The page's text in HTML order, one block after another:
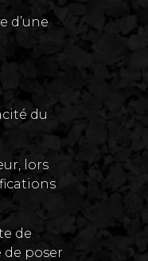
d’une
du
lors
de
de poser